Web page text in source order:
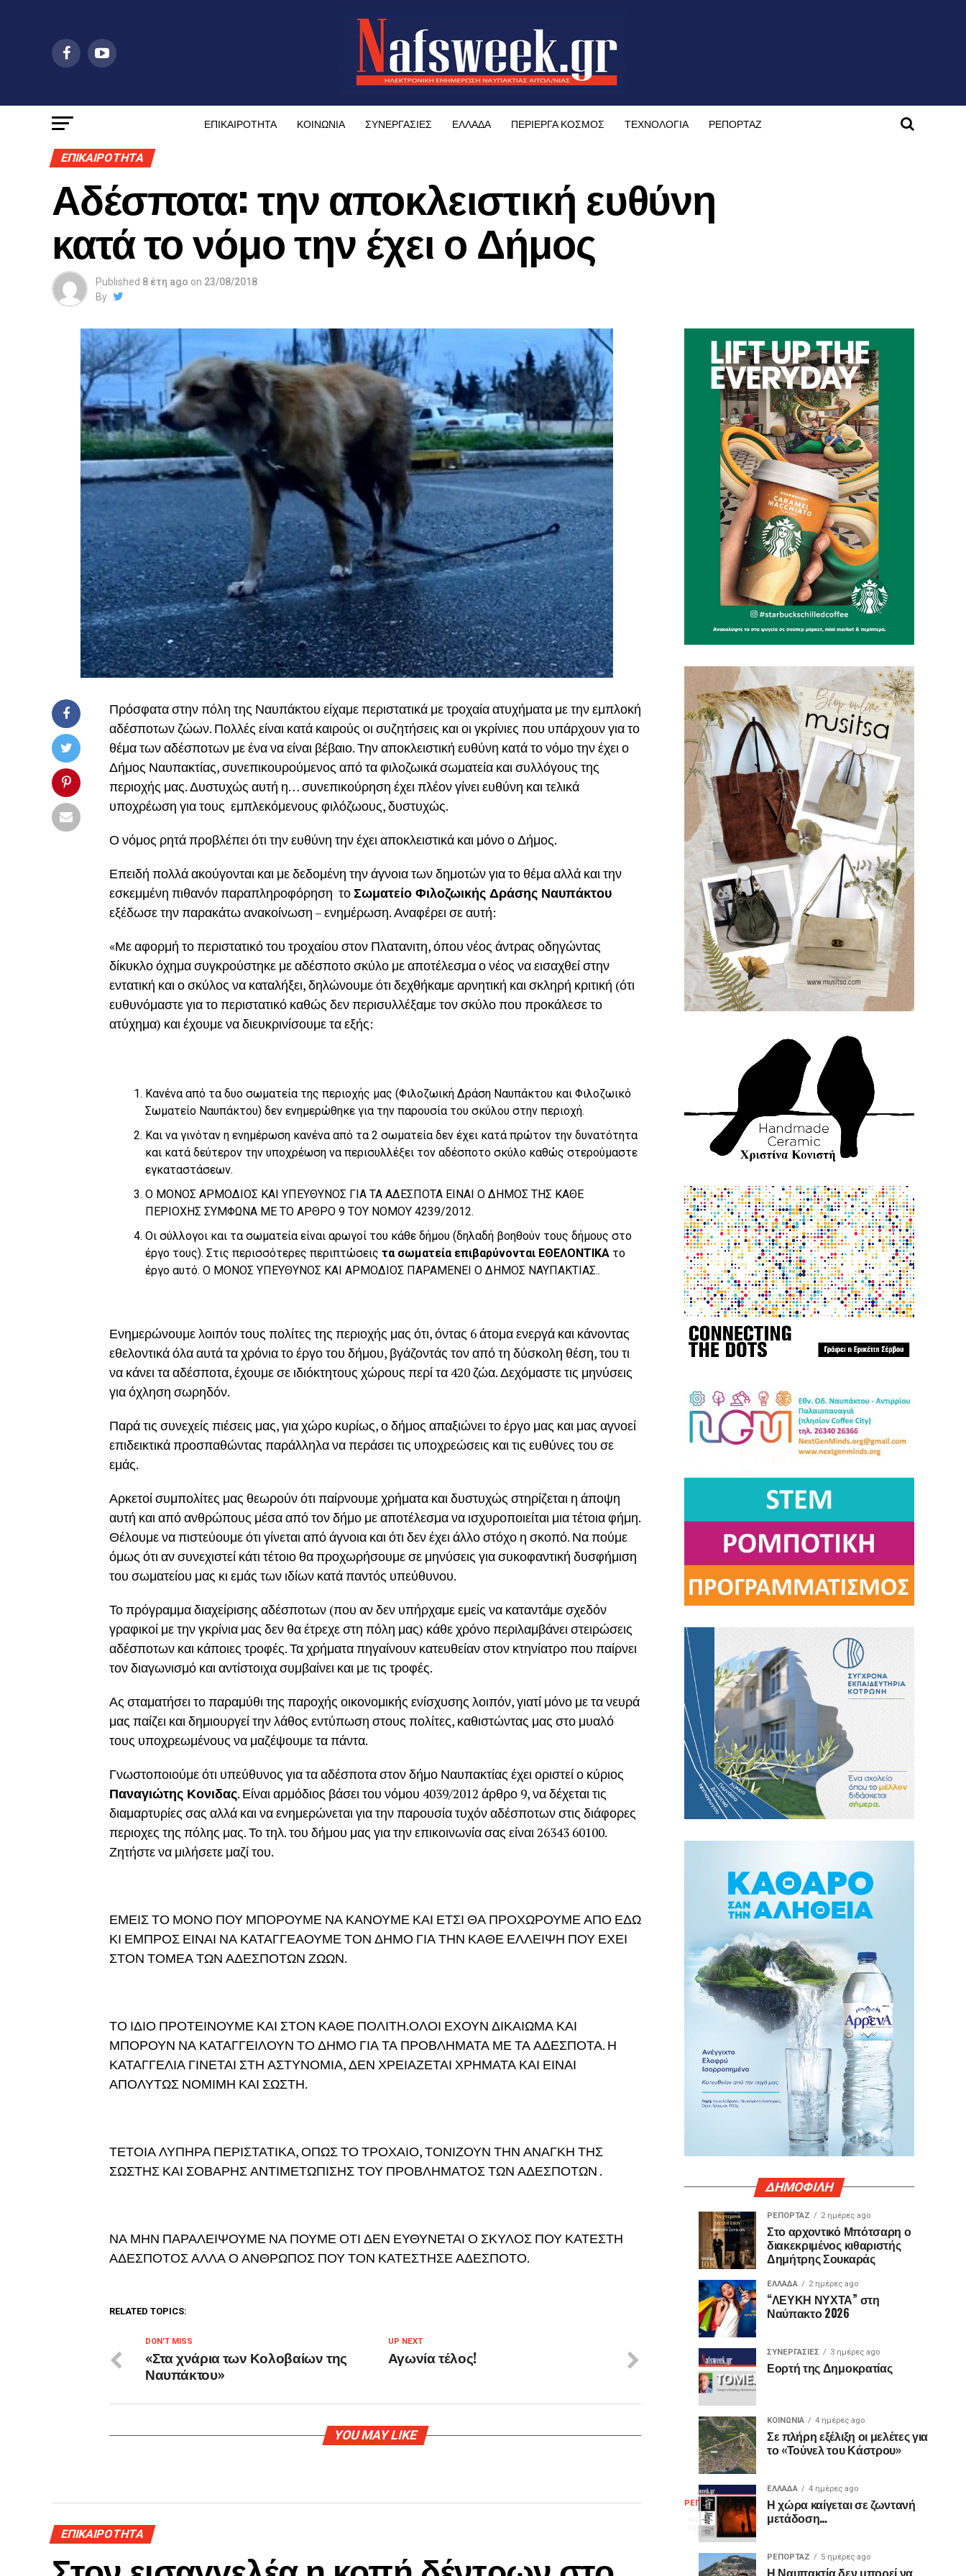
ΕΠΙΚΑΙΡΟΤΗΤΑ ΚΟΙΝΩΝΙΑ ΣΥΝΕΡΓΑΣΙΕΣ ΕΛΛΑΔΑ ΠΕΡΙΕΡΓΑ ΚΟΣΜΟΣ ΤΕΧΝΟΛΟΓΙΑ ΡΕΠΟΡΤΑΖ
ΕΠΙΚΑΙΡΟΤΗΤΑ
Αδέσποτα: την αποκλειστική ευθύνη
κατά το νόμο την έχει ο Δήμος
Published 8 έτη ago on 23/08/2018
By
Πρόσφατα στην πόλη της Ναυπάκτου είχαμε περιστατικά με τροχαία ατυχήματα με την εμπλοκή
αδέσποτων ζώων. Πολλές είναι κατά καιρούς οι συζητήσεις και οι γκρίνιες που υπάρχουν για το
θέμα των αδέσποτων με ένα να είναι βέβαιο. Την αποκλειστική ευθύνη κατά το νόμο την έχει ο
Δήμος Ναυπακτίας, συνεπικουρούμενος από τα φιλοζωικά σωματεία και συλλόγους της
περιοχής μας. Δυστυχώς αυτή η… συνεπικούρηση έχει πλέον γίνει ευθύνη και τελικά
υποχρέωση για τους εμπλεκόμενους φιλόζωους, δυστυχώς.
Ο νόμος ρητά προβλέπει ότι την ευθύνη την έχει αποκλειστικά και μόνο ο Δήμος.
Επειδή πολλά ακούγονται και με δεδομένη την άγνοια των δημοτών για το θέμα αλλά και την
εσκεμμένη πιθανόν παραπληροφόρηση τοΣωματείο Φιλοζωικής Δράσης Ναυπάκτου
εξέδωσε την παρακάτω ανακοίνωση – ενημέρωση. Αναφέρει σε αυτή:
«Με αφορμή το περιστατικό του τροχαίου στον Πλατανιτη, όπου νέος άντρας οδηγώντας
δίκυκλο όχημα συγκρούστηκε με αδέσποτο σκύλο με αποτέλεσμα ο νέος να εισαχθεί στην
εντατική και ο σκύλος να καταλήξει, δηλώνουμε ότι δεχθήκαμε αρνητική και σκληρή κριτική (ότι
ευθυνόμαστε για το περιστατικό καθώς δεν περισυλλέξαμε τον σκύλο που προκάλεσε το
ατύχημα) και έχουμε να διευκρινίσουμε τα εξής:
Κανένα από τα δυο σωματεία της περιοχής μας (Φιλοζωική Δράση Ναυπάκτου και Φιλοζωικό
Σωματείο Ναυπάκτου) δεν ενημερώθηκε για την παρουσία του σκύλου στην περιοχή.
Και να γινόταν η ενημέρωση κανένα από τα 2 σωματεία δεν έχει κατά πρώτον την δυνατότητα
και κατά δεύτερον την υποχρέωση να περισυλλέξει τον αδέσποτο σκύλο καθώς στερούμαστε
εγκαταστάσεων.
Ο ΜΟΝΟΣ ΑΡΜΟΔΙΟΣ ΚΑΙ ΥΠΕΥΘΥΝΟΣ ΓΙΑ ΤΑ ΑΔΕΣΠΟΤΑ ΕΙΝΑΙ Ο ΔΗΜΟΣ ΤΗΣ ΚΑΘΕ
ΠΕΡΙΟΧΗΣ ΣΥΜΦΩΝΑ ΜΕ ΤΟ ΑΡΘΡΟ 9 ΤΟΥ ΝΟΜΟΥ 4239/2012.
Οι σύλλογοι και τα σωματεία είναι αρωγοί του κάθε δήμου (δηλαδή βοηθούν τους δήμους στο
έργο τους). Στις περισσότερες περιπτώσεις τα σωματεία επιβαρύνονται ΕΘΕΛΟΝΤΙΚΑ το
έργο αυτό. Ο ΜΟΝΟΣ ΥΠΕΥΘΥΝΟΣ ΚΑΙ ΑΡΜΟΔΙΟΣ ΠΑΡΑΜΕΝΕΙ Ο ΔΗΜΟΣ ΝΑΥΠΑΚΤΙΑΣ..
Ενημερώνουμε λοιπόν τους πολίτες της περιοχής μας ότι, όντας 6 άτομα ενεργά και κάνοντας
εθελοντικά όλα αυτά τα χρόνια το έργο του δήμου, βγάζοντάς τον από τη δύσκολη θέση, του τι
να κάνει τα αδέσποτα, έχουμε σε ιδιόκτητους χώρους περί τα 420 ζώα. Δεχόμαστε τις μηνύσεις
για όχληση σωρηδόν.
Παρά τις συνεχείς πιέσεις μας, για χώρο κυρίως, ο δήμος απαξιώνει το έργο μας και μας αγνοεί
επιδεικτικά προσπαθώντας παράλληλα να περάσει τις υποχρεώσεις και τις ευθύνες του σε
εμάς.
Αρκετοί συμπολίτες μας θεωρούν ότι παίρνουμε χρήματα και δυστυχώς στηρίζεται η άποψη
αυτή και από ανθρώπους μέσα από τον δήμο με αποτέλεσμα να ισχυροποιείται μια τέτοια φήμη.
Θέλουμε να πιστεύουμε ότι γίνεται από άγνοια και ότι δεν έχει άλλο στόχο η σκοπό. Να πούμε
όμως ότι αν συνεχιστεί κάτι τέτοιο θα προχωρήσουμε σε μηνύσεις για συκοφαντική δυσφήμιση
του σωματείου μας κι εμάς των ιδίων κατά παντός υπεύθυνου.
Το πρόγραμμα διαχείρισης αδέσποτων (που αν δεν υπήρχαμε εμείς να καταντάμε σχεδόν
γραφικοί με την γκρίνια μας δεν θα έτρεχε στη πόλη μας) κάθε χρόνο περιλαμβάνει στειρώσεις
αδέσποτων και κάποιες τροφές. Τα χρήματα πηγαίνουν κατευθείαν στον κτηνίατρο που παίρνει
τον διαγωνισμό και αντίστοιχα συμβαίνει και με τις τροφές.
Ας σταματήσει το παραμύθι της παροχής οικονομικής ενίσχυσης λοιπόν, γιατί μόνο με τα νευρά
μας παίζει και δημιουργεί την λάθος εντύπωση στους πολίτες, καθιστώντας μας στο μυαλό
τους υποχρεωμένους να μαζέψουμε τα πάντα.
Γνωστοποιούμε ότι υπεύθυνος για τα αδέσποτα στον δήμο Ναυπακτίας έχει οριστεί ο κύριος
Παναγιώτης Κονιδας. Είναι αρμόδιος βάσει του νόμου 4039/2012 άρθρο 9, να δέχεται τις
διαμαρτυρίες σας αλλά και να ενημερώνεται για την παρουσία τυχόν αδέσποτων στις διάφορες
περιοχες της πόλης μας. Το τηλ. του δήμου μας για την επικοινωνία σας είναι 26343 60100.
Ζητήστε να μιλήσετε μαζί του.
ΕΜΕΙΣ ΤΟ ΜΟΝΟ ΠΟΥ ΜΠΟΡΟΥΜΕ ΝΑ ΚΑΝΟΥΜΕ ΚΑΙ ΕΤΣΙ ΘΑ ΠΡΟΧΩΡΟΥΜΕ ΑΠΟ ΕΔΩ
ΚΙ ΕΜΠΡΟΣ ΕΙΝΑΙ ΝΑ ΚΑΤΑΓΓΕΑΟΥΜΕ ΤΟΝ ΔΗΜΟ ΓΙΑ ΤΗΝ ΚΑΘΕ ΕΛΛΕΙΨΗ ΠΟΥ ΕΧΕΙ
ΣΤΟΝ ΤΟΜΕΑ ΤΩΝ ΑΔΕΣΠΟΤΩΝ ΖΩΩΝ.
ΤΟ ΙΔΙΟ ΠΡΟΤΕΙΝΟΥΜΕ ΚΑΙ ΣΤΟΝ ΚΑΘΕ ΠΟΛΙΤΗ.ΟΛΟΙ ΕΧΟΥΝ ΔΙΚΑΙΩΜΑ ΚΑΙ
ΜΠΟΡΟΥΝ ΝΑ ΚΑΤΑΓΓΕΙΛΟΥΝ ΤΟ ΔΗΜΟ ΓΙΑ ΤΑ ΠΡΟΒΛΗΜΑΤΑ ΜΕ ΤΑ ΑΔΕΣΠΟΤΑ. Η
ΚΑΤΑΓΓΕΛΙΑ ΓΙΝΕΤΑΙ ΣΤΗ ΑΣΤΥΝΟΜΙΑ, ΔΕΝ ΧΡΕΙΑΖΕΤΑΙ ΧΡΗΜΑΤΑ ΚΑΙ ΕΙΝΑΙ
ΑΠΟΛΥΤΩΣ ΝΟΜΙΜΗ ΚΑΙ ΣΩΣΤΗ.
ΤΕΤΟΙΑ ΛΥΠΗΡΑ ΠΕΡΙΣΤΑΤΙΚΑ, ΟΠΩΣ ΤΟ ΤΡΟΧΑΙΟ, ΤΟΝΙΖΟΥΝ ΤΗΝ ΑΝΑΓΚΗ ΤΗΣ
ΣΩΣΤΗΣ ΚΑΙ ΣΟΒΑΡΗΣ ΑΝΤΙΜΕΤΩΠΙΣΗΣ ΤΟΥ ΠΡΟΒΛΗΜΑΤΟΣ ΤΩΝ ΑΔΕΣΠΟΤΩΝ .
ΝΑ ΜΗΝ ΠΑΡΑΛΕΙΨΟΥΜΕ ΝΑ ΠΟΥΜΕ ΟΤΙ ΔΕΝ ΕΥΘΥΝΕΤΑΙ Ο ΣΚΥΛΟΣ ΠΟΥ ΚΑΤΕΣΤΗ
ΑΔΕΣΠΟΤΟΣ ΑΛΛΑ Ο ΑΝΘΡΩΠΟΣ ΠΟΥ ΤΟΝ ΚΑΤΕΣΤΗΣΕ ΑΔΕΣΠΟΤΟ.
RELATED TOPICS:
UP NEXT
Αγωνία τέλος!
DON'T MISS
«Στα χνάρια των Κολοβαίων της
Ναυπάκτου»
YOU MAY LIKE
ΕΠΙΚΑΙΡΟΤΗΤΑ
ΔΗΜΟΦΙΛΗ
ΡΕΠΟΡΤΑΖ
12
ώρες
ago
Η
γελοιογραφία
ΤΕΧΝΟΛΟΓΙΑ
ago
Γιατί
ορισμένες
θύρες
USB
είναι
μωβ
έχουν
άλλα
χρώματα;
διαφορά
που
περισσότεροι
δεν
γνωρίζουν
ΚΟΙΝΩΝΙΑ
ημέρες
ago
Θερμό
χειροκρότημα
για
τον
«Ίωνα»
στο
Κάστρο
της
Ναυπάκτου
ΡΕΠΟΡΤΑΖ 2 ημέρες ago
Στο αρχοντικό Μπότσαρη ο
διακεκριμένος κιθαριστής
Δημήτρης Σουκαράς
ΕΛΛΑΔΑ 2 ημέρες ago
“ΛΕΥΚΗ ΝΥΧΤΑ” στη
Ναύπακτο 2026
ΣΥΝΕΡΓΑΣΙΕΣ 3 ημέρες ago
Εορτή της Δημοκρατίας
ΚΟΙΝΩΝΙΑ 4 ημέρες ago
Σε πλήρη εξέλιξη οι μελέτες για
το «Τούνελ του Κάστρου»
ΕΛΛΑΔΑ 4 ημέρες ago
Η χώρα καίγεται σε ζωντανή
μετάδοση…
ΡΕΠΟΡΤΑΖ 5 ημέρες ago
Η Ναυπακτία δεν μπορεί να